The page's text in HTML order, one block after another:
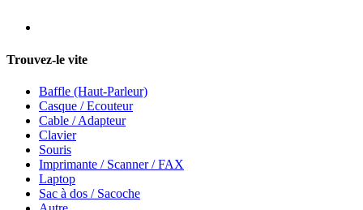
Trouvez-le vite
Baffle (Haut-Parleur)
Casque / Ecouteur
Cable / Adapteur
Clavier
Souris
Imprimante / Scanner / FAX
Laptop
Sac à dos / Sacoche